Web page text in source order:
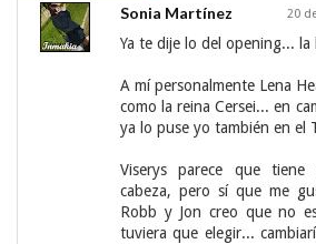
Sonia Martínez 20
Ya te dije lo del opening... la
A mí personalmente Lena
como la reina Cersei... en
ya lo puse yo también en el
Viserys parece que
cabeza, pero sí que me
Robb y Jon creo que no
tuviera que elegir...